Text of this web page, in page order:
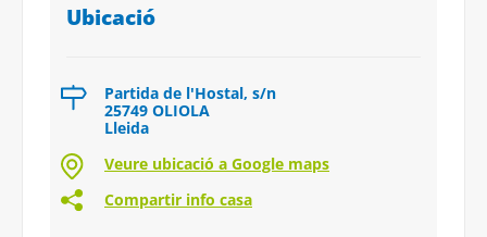
Ubicació
Partida de l'Hostal, s/n
25749 OLIOLA
Lleida
Veure ubicació a Google maps
Compartir info casa